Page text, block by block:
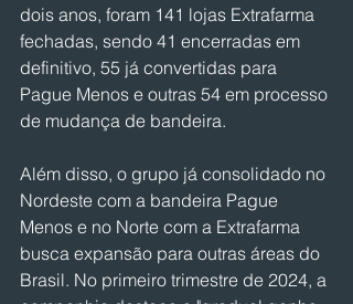
dois anos, foram 141 lojas Extrafarma
fechadas, sendo 41 encerradas em
definitivo, 55 já convertidas para
Pague Menos e outras 54 em processo
de mudança de bandeira.
Além disso, o grupo já consolidado no
Nordeste com a bandeira Pague
Menos e no Norte com a Extrafarma
busca expansão para outras áreas do
Brasil. No primeiro trimestre de 2024, a